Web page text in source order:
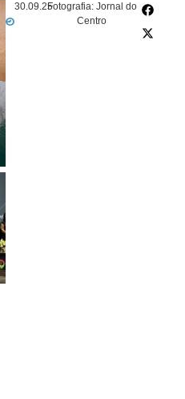
30.09.25Fotografia: Jornal do
Centro